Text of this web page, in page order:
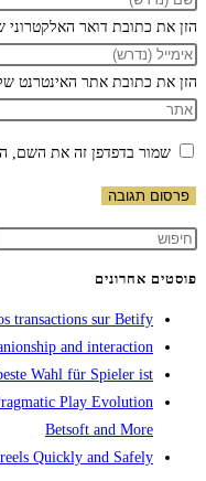
הזן את כתובת דואר האלקטרוני
הזן את כתובת אתר האינטרנט
שמור בדפדפן זה את השם,
פוסטים אחרונים
transactions sur Betify
and interaction
Wahl für Spieler ist
Play Evolution
Betsoft and More
Quickly and Safely